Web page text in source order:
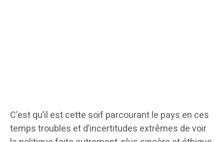
C’est qu’il est cette soif parcourant le pays en ces
temps troubles et d’incertitudes extrêmes de voir